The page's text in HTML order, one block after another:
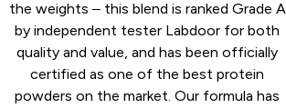
the weights – this blend is ranked Grade A
by independent tester Labdoor for both
quality and value, and has been officially
certified as one of the best protein
powders on the market. Our formula has